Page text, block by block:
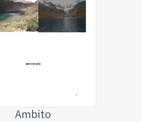
Ambito